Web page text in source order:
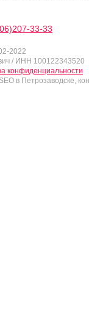
33-33
2022
/ ИНН 100122343520
конфиденциальности
в Петрозаводске,